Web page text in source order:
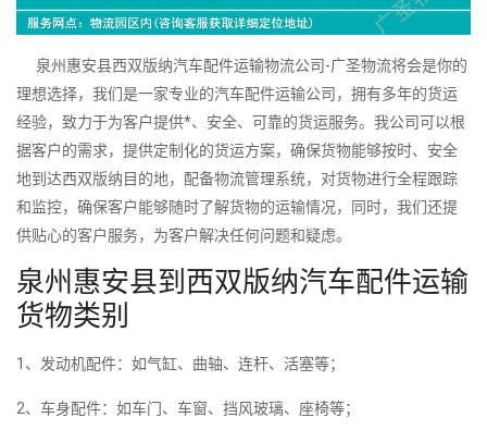
泉州惠安县西双版纳汽车配件运输物流公司-广圣物流将会是你的
理想选择，我们是一家专业的汽车配件运输公司，拥有多年的货运
经验，致力于为客户提供*、安全、可靠的货运服务。我公司可以根
据客户的需求，提供定制化的货运方案，确保货物能够按时、安全
地到达西双版纳目的地，配备物流管理系统，对货物进行全程跟踪
和监控，确保客户能够随时了解货物的运输情况，同时，我们还提
供贴心的客户服务，为客户解决任何问题和疑虑。
泉州惠安县到西双版纳汽车配件运输
货物类别
1、发动机配件：如气缸、曲轴、连杆、活塞等；
2、车身配件：如车门、车窗、挡风玻璃、座椅等；